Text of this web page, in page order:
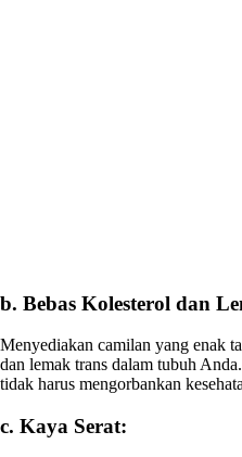
b. Bebas Kolesterol dan
Menyediakan camilan yang enak
dan lemak trans dalam tubuh
tidak harus mengorbankan
c. Kaya Serat: